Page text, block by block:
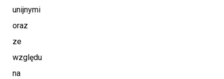
unijnymi
oraz
ze
względu
na